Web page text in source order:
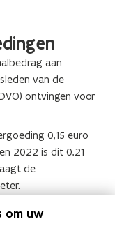
aan
van de
ontvingen voor
0,15 euro
2022 is dit 0,21
de
om uw